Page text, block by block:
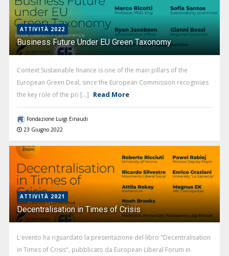
ATTIVITÀ 2022
Business Future Under EU Green Taxonomy
Context Sustainable finance is one of the main pillars of the
European Green Deal, since the European Commission recognises
the key role of the pri [...] Read More
Fondazione Luigi Einaudi
23 Giugno 2022
ATTIVITÀ 2021
Decentralisation in Times of Crisis
L'evento ha riguardato la presentazione del libro "Decentralisation
in Times of Crisis", pubblicato da European Liberal Forum in